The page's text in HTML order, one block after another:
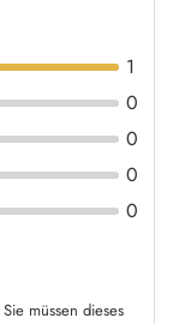
1
0
0
0
0
Sie müssen dieses